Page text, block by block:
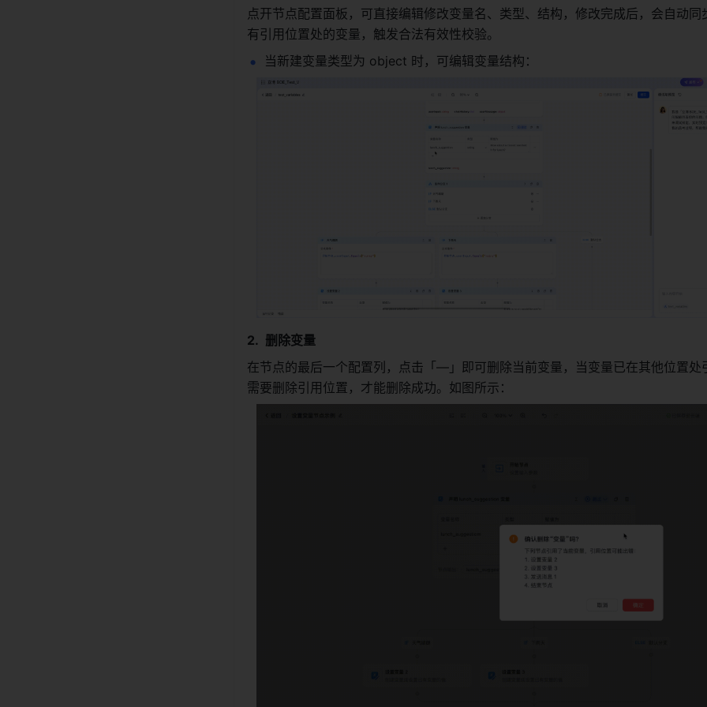
点开节点配置面板，可直接编辑修改变量名、类型、结构，修改完成后，会自动同
有引用位置处的变量，触发合法有效性校验。
当新建变量类型为 object 时，可编辑变量结构：
删除变量
在节点的最后一个配置列，点击「—」即可删除当前变量，当变量已在其他位置处
需要删除引用位置，才能删除成功。如图所示：